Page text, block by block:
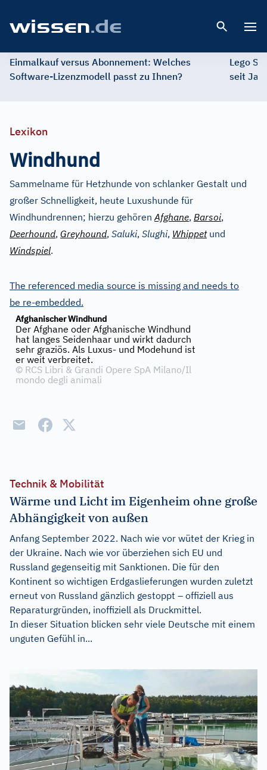
Einmalkauf versus Abonnement: Welches
Software-Lizenzmodell passt zu Ihnen?
Lego
seit
Lexikon
Windhund
Sammelname für Hetzhunde von schlanker Gestalt und
großer Schnelligkeit, heute Luxushunde für
Windhundrennen; hierzu gehörenAfghane, Barsoi,
Deerhound, Greyhound, Saluki, Slughi, Whippetund
Windspiel.
The referenced media source is missing and needs to
be re-embedded.
Afghanischer Windhund
Der Afghane oder Afghanische Windhund
hat langes Seidenhaar und wirkt dadurch
sehr graziös. Als Luxus- und Modehund ist
er weit verbreitet.
© RCS Libri & Grandi Opere SpA Milano/Il
mondo degli animali
Technik & Mobilität
Wärme und Licht im Eigenheim ohne große
Abhängigkeit von außen
Anfang September 2022. Nach wie vor wütet der Krieg in
der Ukraine. Nach wie vor überziehen sich EU und
Russland gegenseitig mit Sanktionen. Die für den
Kontinent so wichtigen Erdgaslieferungen wurden zuletzt
erneut von Russland gänzlich gestoppt – offiziell aus
Reparaturgründen, inoffiziell als Druckmittel.
In dieser Situation blicken sehr viele Deutsche mit einem
unguten Gefühl in...